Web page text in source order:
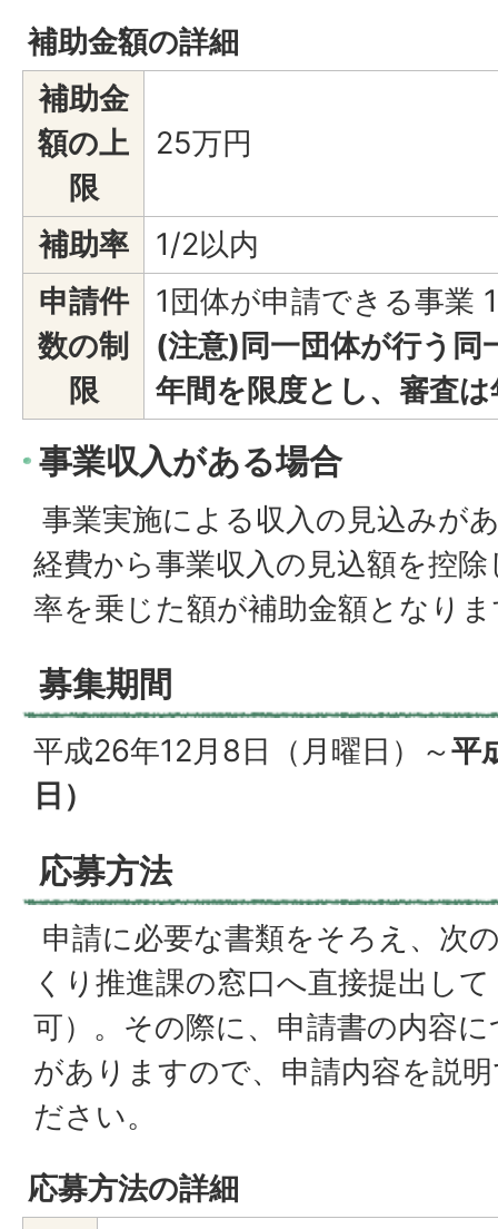
補助金額の詳細
補助金
額の上
限
25万円
補助率
1/2以内
申請件
数の制
限
1団体が申請できる事業
(注意)同一団体が行う同
年間を限度とし、審査
事業収入がある場合
事業実施による収入の見込みが
経費から事業収入の見込額を控
率を乗じた額が補助金額となり
募集期間
平成26年12月8日（月曜日）～平
日）
応募方法
申請に必要な書類をそろえ、次
くり推進課の窓口へ直接提出し
可）。その際に、申請書の内容
がありますので、申請内容を説
ださい。
応募方法の詳細